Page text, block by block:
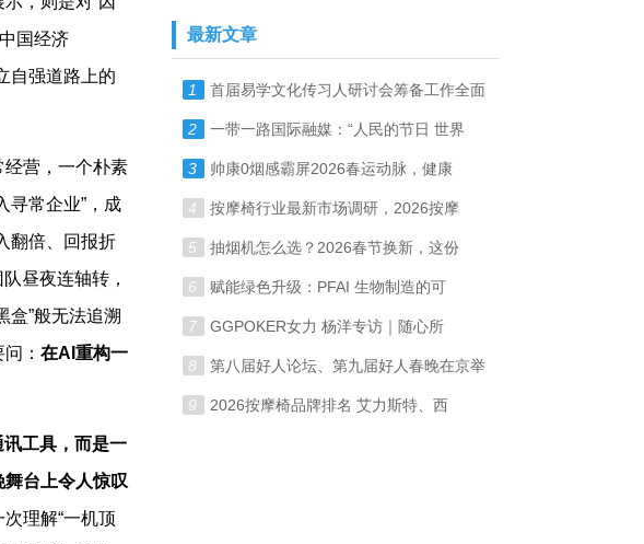
国经济
自强道路上的
营，一个朴素
寻常企业”，成
翻倍、回报折
昼夜连轴转，
盒”般无法追溯
： 在AI重构一
工具，而是一
台上令人惊叹
理解“一机顶
最新文章
1 首届易学文化传习人研讨会筹备工作全面
2 一带一路国际融媒：“人民的节日 世界
3 帅康0烟感霸屏2026春运动脉，健康
4 按摩椅行业最新市场调研，2026按摩
5 抽烟机怎么选？2026春节换新，这份
6 赋能绿色升级：PFAI 生物制造的可
7 GGPOKER女力 杨洋专访｜随心所
8 第八届好人论坛、第九届好人春晚在京举
9 2026按摩椅品牌排名 艾力斯特、西